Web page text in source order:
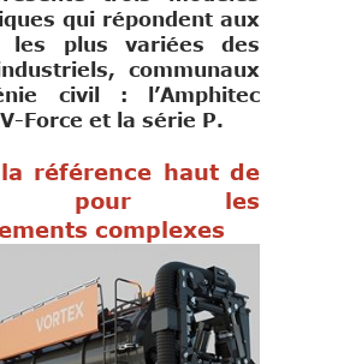
qui répondent aux
les plus variées des
communaux
civil : l’Amphitec
Force et la série P.
la référence haut de
pour les
complexes